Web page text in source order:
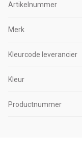
Artikelnummer
Merk
Kleurcode leverancier
Kleur
Productnummer